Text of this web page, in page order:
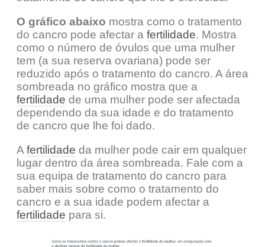
O gráfico abaixo mostra como o tratamento
do cancro pode afectar a fertilidade. Mostra
como o número de óvulos que uma mulher
tem (a sua reserva ovariana) pode ser
reduzido após o tratamento do cancro. A área
sombreada no gráfico mostra que a
fertilidade de uma mulher pode ser afectada
dependendo da sua idade e do tratamento
de cancro que lhe foi dado.
Afertilidade da mulher pode cair em qualquer
lugar dentro da área sombreada. Fale com a
sua equipa de tratamento do cancro para
saber mais sobre como o tratamento do
cancro e a sua idade podem afectar a
fertilidade para si.